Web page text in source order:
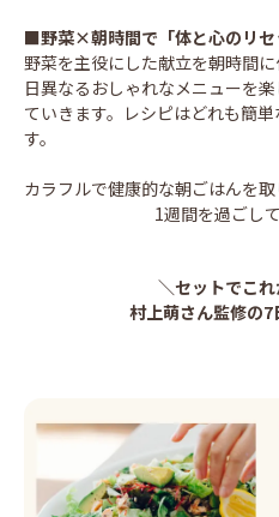
■野菜×朝時間で「体と心のリセ
野菜を主役にした献立を朝時間
日異なるおしゃれなメニューを
ていきます。レシピはどれも簡
す。
カラフルで健康的な朝ごはんを
1週間を過ごし
＼セットでこ
村上萌さん監修の7